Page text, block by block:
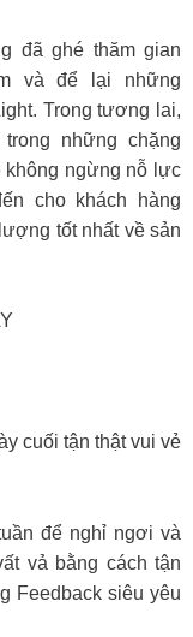
đã ghé thăm gian
và để lại những
Trong tương lai,
những chặng
ngừng nỗ lực
cho khách hàng
tốt nhất về sản
cuối tận thật vui vẻ
để nghỉ ngơi và
vả bằng cách tận
Feedback siêu yêu